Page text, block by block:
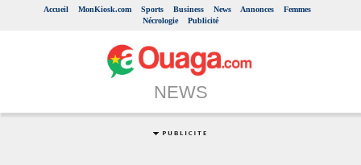
Accueil MonKiosk.com Sports Business News Annonces
Femmes
Nécrologie
Publicité
NEWS